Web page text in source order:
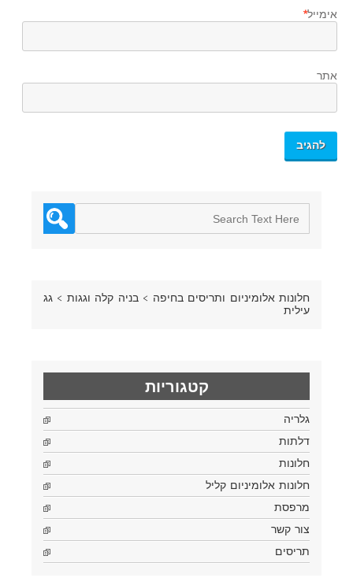
אימייל*
אתר
חלונות אלומיניום ותריסים בחיפה >בניה קלה וגגות > גג
עילית
קטגוריות
גלריה
דלתות
חלונות
חלונות אלומיניום קליל
מרפסת
צור קשר
תריסים